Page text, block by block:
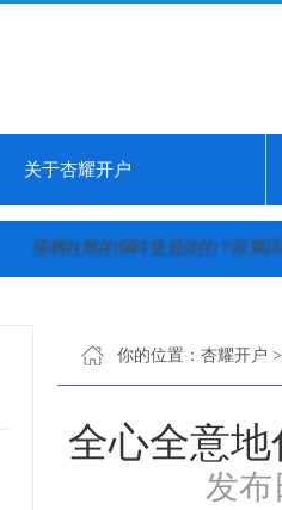
关于杏耀开户
撞树自燃的保时捷是借的？家属回应...
你的位置： 杏耀开户
全心全意
发布